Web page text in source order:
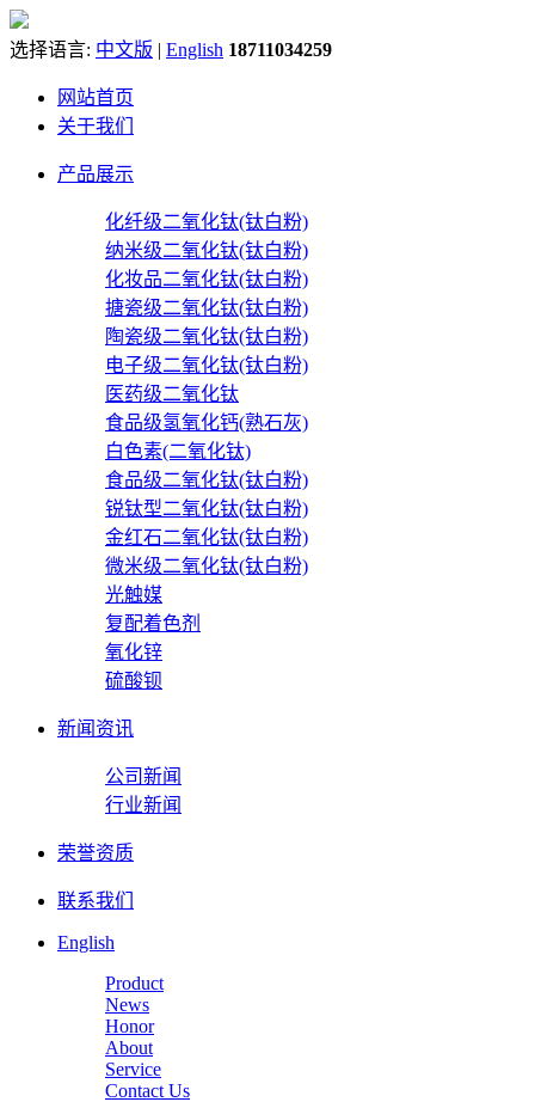
选择语言: 中文版 | English 18711034259
网站首页
关于我们
产品展示
化纤级二氧化钛(钛白粉)
纳米级二氧化钛(钛白粉)
化妆品二氧化钛(钛白粉)
搪瓷级二氧化钛(钛白粉)
陶瓷级二氧化钛(钛白粉)
电子级二氧化钛(钛白粉)
医药级二氧化钛
食品级氢氧化钙(熟石灰)
白色素(二氧化钛)
食品级二氧化钛(钛白粉)
锐钛型二氧化钛(钛白粉)
金红石二氧化钛(钛白粉)
微米级二氧化钛(钛白粉)
光触媒
复配着色剂
氧化锌
硫酸钡
新闻资讯
公司新闻
行业新闻
荣誉资质
联系我们
English
Product
News
Honor
About
Service
Contact Us